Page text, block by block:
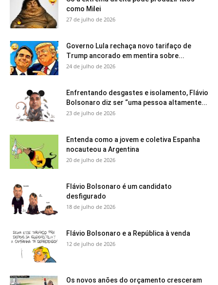
como Milei
27 de julho de 2026
Governo Lula rechaça novo tarifaço de
Trump ancorado em mentira sobre...
24 de julho de 2026
Enfrentando desgastes e isolamento, Flávio
Bolsonaro diz ser “uma pessoa altamente...
23 de julho de 2026
Entenda como a jovem e coletiva Espanha
nocauteou a Argentina
20 de julho de 2026
Flávio Bolsonaro é um candidato
desfigurado
18 de julho de 2026
Flávio Bolsonaro e a República à venda
12 de julho de 2026
Os novos anões do orçamento cresceram